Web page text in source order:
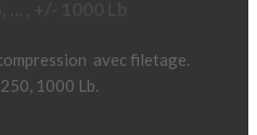
avec filetage.
1000 Lb.